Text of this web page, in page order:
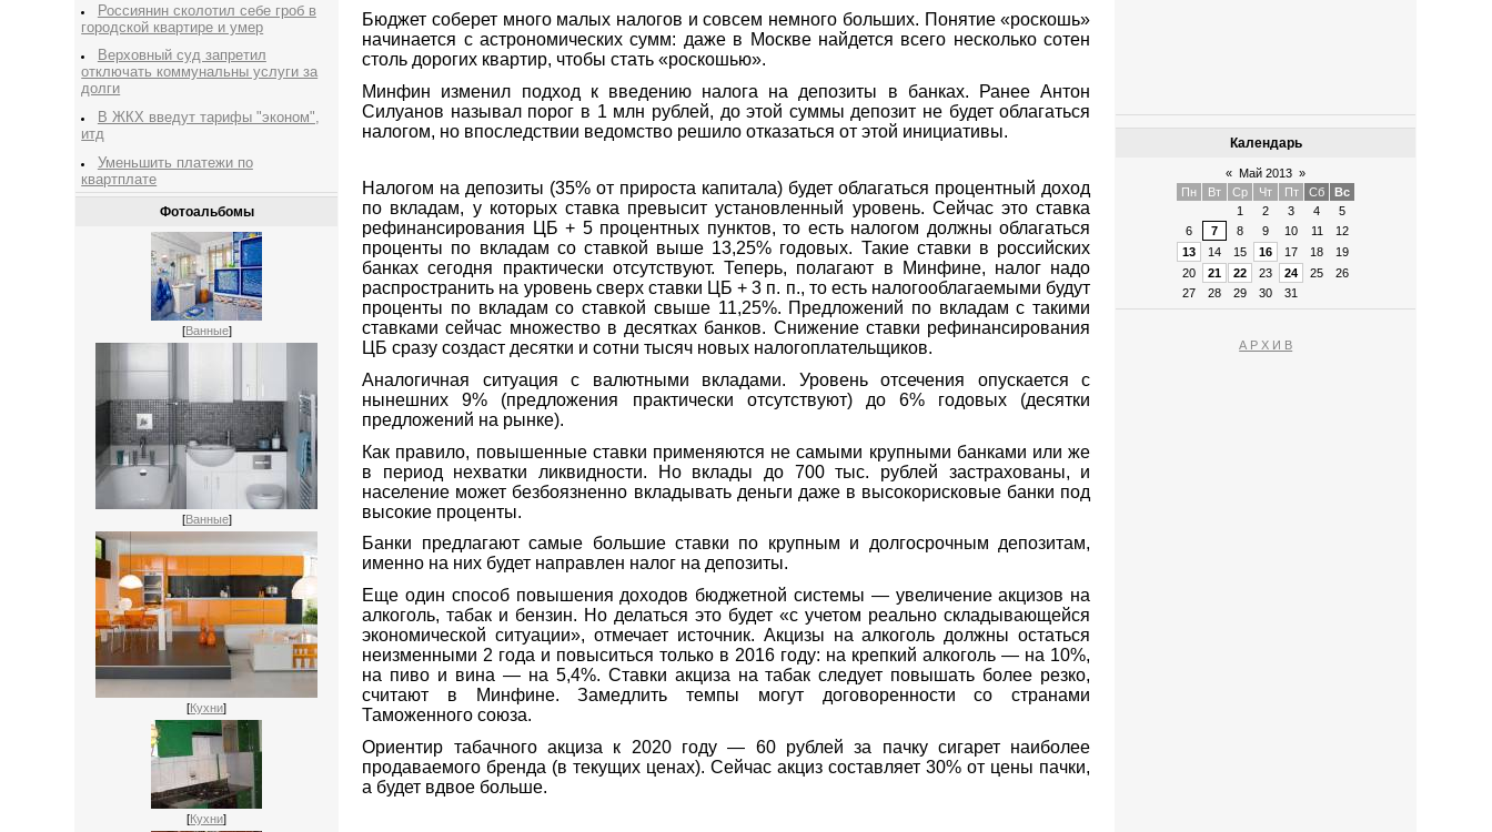
Россиянин сколотил себе гроб в
городской квартире и умер
Верховный суд запретил
отключать коммунальны услуги за
долги
В ЖКХ введут тарифы "эконом",
итд
Уменьшить платежи по
квартплате
Фотоальбомы
[Ванные]
[Ванные]
[Кухни]
[Кухни]
Бюджет соберет много малых налогов и совсем немного больших. Понятие «роскошь»
начинается с астрономических сумм: даже в Москве найдется всего несколько сотен
столь дорогих квартир, чтобы стать «роскошью».
Минфин изменил подход к введению налога на депозиты в банках. Ранее Антон
Силуанов называл порог в 1 млн рублей, до этой суммы депозит не будет облагаться
налогом, но впоследствии ведомство решило отказаться от этой инициативы.
Налогом на депозиты (35% от прироста капитала) будет облагаться процентный доход
по вкладам, у которых ставка превысит установленный уровень. Сейчас это ставка
рефинансирования ЦБ + 5 процентных пунктов, то есть налогом должны облагаться
проценты по вкладам со ставкой выше 13,25% годовых. Такие ставки в российских
банках сегодня практически отсутствуют. Теперь, полагают в Минфине, налог надо
распространить на уровень сверх ставки ЦБ + 3 п. п., то есть налогооблагаемыми будут
проценты по вкладам со ставкой свыше 11,25%. Предложений по вкладам с такими
ставками сейчас множество в десятках банков. Снижение ставки рефинансирования
ЦБ сразу создаст десятки и сотни тысяч новых налогоплательщиков.
Аналогичная ситуация с валютными вкладами. Уровень отсечения опускается с
нынешних 9% (предложения практически отсутствуют) до 6% годовых (десятки
предложений на рынке).
Как правило, повышенные ставки применяются не самыми крупными банками или же
в период нехватки ликвидности. Но вклады до 700 тыс. рублей застрахованы, и
население может безбоязненно вкладывать деньги даже в высокорисковые банки под
высокие проценты.
Банки предлагают самые большие ставки по крупным и долгосрочным депозитам,
именно на них будет направлен налог на депозиты.
Еще один способ повышения доходов бюджетной системы — увеличение акцизов на
алкоголь, табак и бензин. Но делаться это будет «с учетом реально складывающейся
экономической ситуации», отмечает источник. Акцизы на алкоголь должны остаться
неизменными 2 года и повыситься только в 2016 году: на крепкий алкоголь — на 10%,
на пиво и вина — на 5,4%. Ставки акциза на табак следует повышать более резко,
считают в Минфине. Замедлить темпы могут договоренности со странами
Таможенного союза.
Ориентир табачного акциза к 2020 году — 60 рублей за пачку сигарет наиболее
продаваемого бренда (в текущих ценах). Сейчас акциз составляет 30% от цены пачки,
а будет вдвое больше.
Календарь
« Май 2013 »
Пн
Вт Ср Чт Пт Сб
Вс
1
2 3 4
5
6
7 8 9 10 11
12
13
14 15 16 17 18
19
20
21 22 23 24 25
26
27
28 29 30 31
А Р Х И В